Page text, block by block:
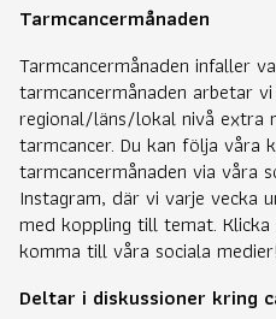
Tarmcancermånaden
Tarmcancermånaden infaller
tarmcancermånaden arbetar
regional/läns/lokal nivå extra
tarmcancer. Du kan följa våra
tarmcancermånaden via våra
Instagram, där vi varje vecka
med koppling till temat.
komma till våra sociala medier!
Deltar i diskussioner kring